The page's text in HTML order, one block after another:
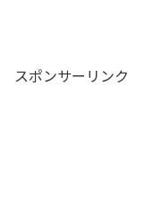
スポンサーリンク